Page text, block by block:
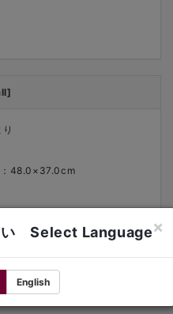
48.0×37.0cm
い Select Language×
English